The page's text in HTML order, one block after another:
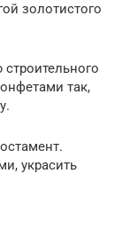
золотистого
так,
украсить